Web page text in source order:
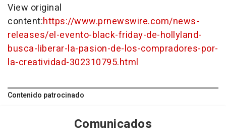
View original
content:https://www.prnewswire.com/news-
releases/el-evento-black-friday-de-hollyland-
busca-liberar-la-pasion-de-los-compradores-por-
la-creatividad-302310795.html
Contenido patrocinado
Comunicados